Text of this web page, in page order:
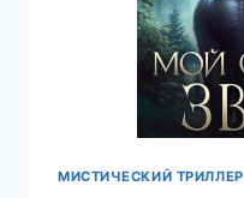
МИСТИЧЕСКИЙ ТРИЛЛЕР